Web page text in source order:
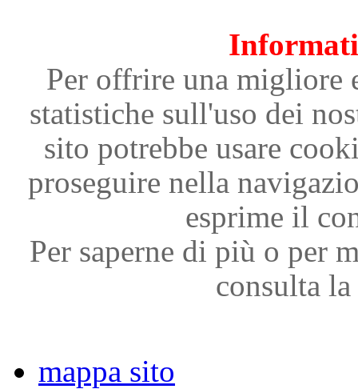
Per offrire una migliore
statistiche sull'uso dei
sito potrebbe usare
proseguire nella
esprime il
Per saperne di più o per
consulta
mappa sito